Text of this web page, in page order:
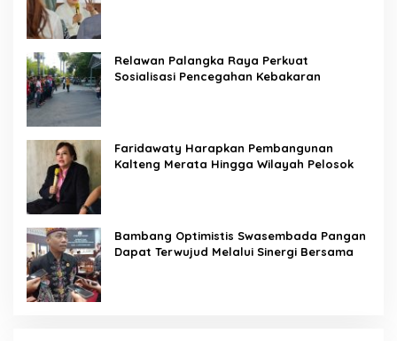
Relawan Palangka Raya Perkuat
Sosialisasi Pencegahan Kebakaran
Faridawaty Harapkan Pembangunan
Kalteng Merata Hingga Wilayah Pelosok
Bambang Optimistis Swasembada Pangan
Dapat Terwujud Melalui Sinergi Bersama